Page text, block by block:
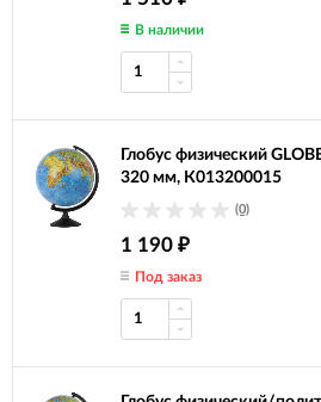
В наличии
Глобус физический
320 мм, К013200015
(0)
1 190 ₽
Под заказ